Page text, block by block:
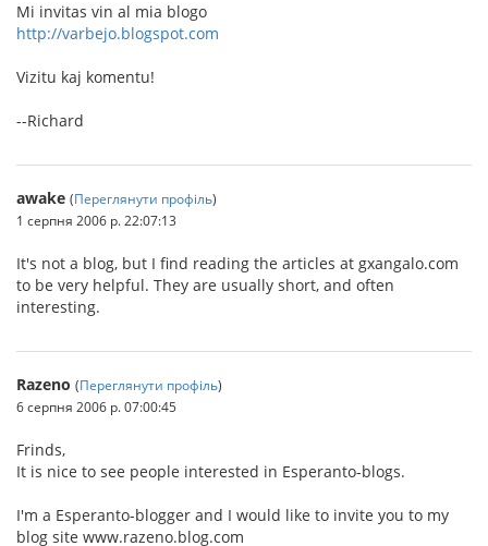
Mi invitas vin al mia blogo
http://varbejo.blogspot.com
Vizitu kaj komentu!
--Richard
awake (Переглянути профіль)
1 серпня 2006 р. 22:07:13
It's not a blog, but I find reading the articles at gxangalo.com
to be very helpful. They are usually short, and often
interesting.
Razeno (Переглянути профіль)
6 серпня 2006 р. 07:00:45
Frinds,
It is nice to see people interested in Esperanto-blogs.
I'm a Esperanto-blogger and I would like to invite you to my
blog site www.razeno.blog.com